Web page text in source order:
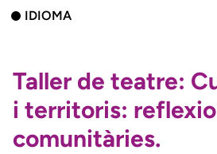
IDIOMA
Taller de teatre:
i territoris:
comunitàries.